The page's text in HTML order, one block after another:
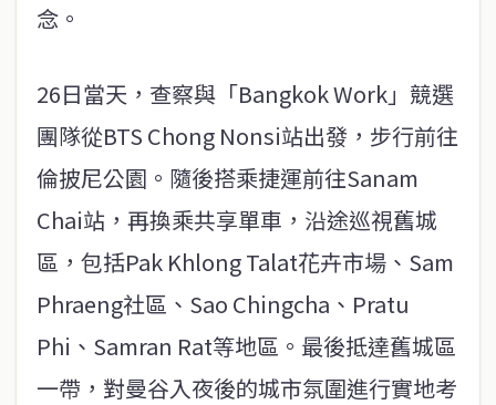
念。
26日當天，查察與「Bangkok Work」競選
團隊從BTS Chong Nonsi站出發，步行前往
倫披尼公園。隨後搭乘捷運前往Sanam
Chai站，再換乘共享單車，沿途巡視舊城
區，包括Pak Khlong Talat花卉市場、Sam
Phraeng社區、Sao Chingcha、Pratu
Phi、Samran Rat等地區。最後抵達舊城區
一帶，對曼谷入夜後的城市氛圍進行實地考